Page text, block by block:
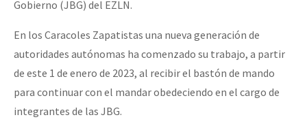
Gobierno (JBG) del EZLN.
En los Caracoles Zapatistas una nueva generación de
autoridades autónomas ha comenzado su trabajo, a partir
de este 1 de enero de 2023, al recibir el bastón de mando
para continuar con el mandar obedeciendo en el cargo de
integrantes de las JBG.